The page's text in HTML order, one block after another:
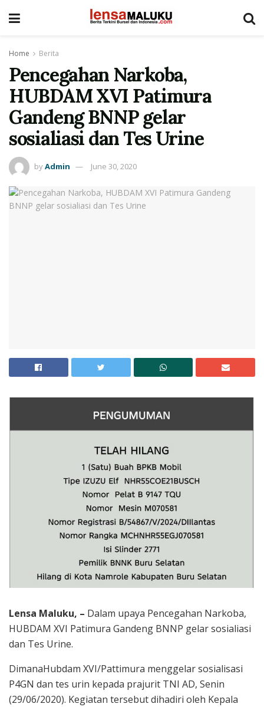
Home Berita
Pencegahan Narkoba,
HUBDAM XVI Patimura
Gandeng BNNP gelar
sosialiasi dan Tes Urine
byAdmin June 30, 2020
Lensa Maluku, – Dalam upaya Pencegahan Narkoba,
HUBDAM XVI Patimura Gandeng BNNP gelar sosialiasi
dan Tes Urine.
DimanaHubdam XVI/Pattimura menggelar sosialisasi
P4GN dan tes urin kepada prajurit TNI AD, Senin
(29/06/2020). Kegiatan tersebut dihadiri oleh Kepala